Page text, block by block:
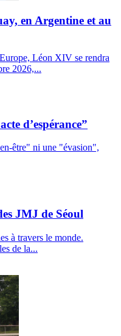
en Argentine et au
Léon XIV se rendra
2026,...
d’espérance”
être" ni une "évasion",
JMJ de Séoul
à travers le monde.
de la...